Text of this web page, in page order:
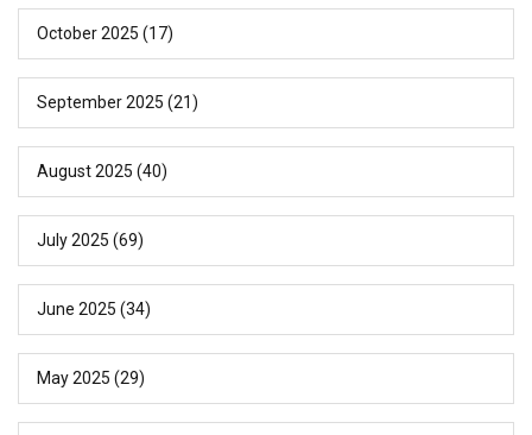
October 2025 (17)
September 2025 (21)
August 2025 (40)
July 2025 (69)
June 2025 (34)
May 2025 (29)